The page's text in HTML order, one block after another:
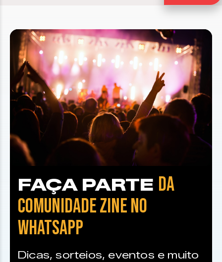
FAÇA PARTE DA
COMUNIDADE ZINE NO
WHATSAPP
Dicas, sorteios, eventos e muito